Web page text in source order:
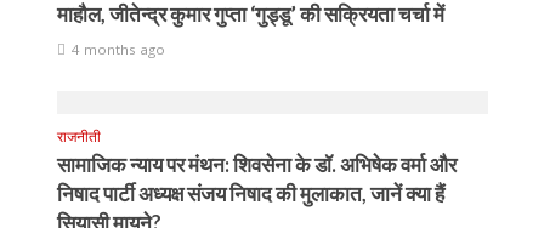
माहौल, जीतेन्द्र कुमार गुप्ता ‘गुड्डू’ की सक्रियता चर्चा में
4 months ago
राजनीती
सामाजिक न्याय पर मंथन: शिवसेना के डॉ. अभिषेक वर्मा और
निषाद पार्टी अध्यक्ष संजय निषाद की मुलाकात, जानें क्या हैं